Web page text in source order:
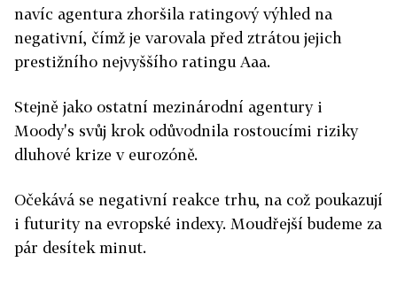
navíc agentura zhoršila ratingový výhled na
negativní, čímž je varovala před ztrátou jejich
prestižního nejvyššího ratingu Aaa.
Stejně jako ostatní mezinárodní agentury i
Moody's svůj krok odůvodnila rostoucími riziky
dluhové krize v eurozóně.
Očekává se negativní reakce trhu, na což poukazují
i futurity na evropské indexy. Moudřejší budeme za
pár desítek minut.